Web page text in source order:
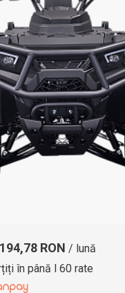
194,78 RON / lună
în până l 60 rate